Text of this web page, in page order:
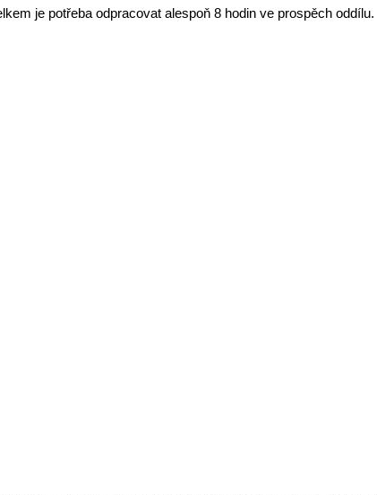
je potřeba odpracovat alespoň 8 hodin ve prospěch oddílu.